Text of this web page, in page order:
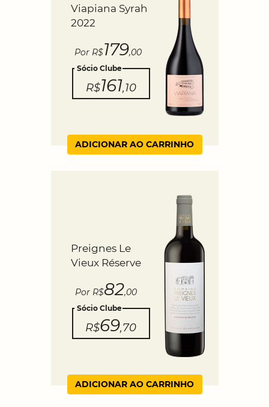
Viapiana Syrah
2022
Por R$179,00
Sócio Clube
R$161,10
ADICIONAR AO CARRINHO
Preignes Le
Vieux Réserve
Por R$82,00
Sócio Clube
R$69,70
ADICIONAR AO CARRINHO